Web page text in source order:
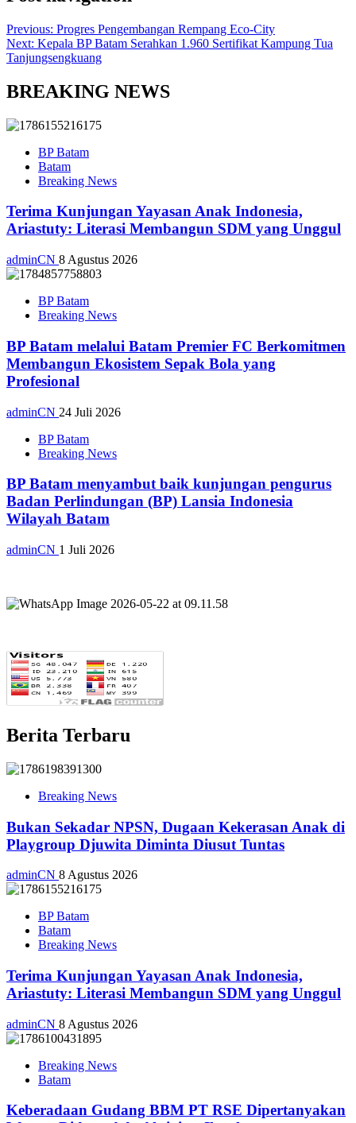
Previous: Progres Pengembangan Rempang Eco-City
Next: Kepala BP Batam Serahkan 1.960 Sertifikat Kampung Tua
Tanjungsengkuang
BREAKING NEWS
BP Batam
Batam
Breaking News
Terima Kunjungan Yayasan Anak Indonesia,
Ariastuty: Literasi Membangun SDM yang Unggul
adminCN 8 Agustus 2026
BP Batam
Breaking News
BP Batam melalui Batam Premier FC Berkomitmen
Membangun Ekosistem Sepak Bola yang
Profesional
adminCN 24 Juli 2026
BP Batam
Breaking News
BP Batam menyambut baik kunjungan pengurus
Badan Perlindungan (BP) Lansia Indonesia
Wilayah Batam
adminCN 1 Juli 2026
Berita Terbaru
Breaking News
Bukan Sekadar NPSN, Dugaan Kekerasan Anak di
Playgroup Djuwita Diminta Diusut Tuntas
adminCN 8 Agustus 2026
BP Batam
Batam
Breaking News
Terima Kunjungan Yayasan Anak Indonesia,
Ariastuty: Literasi Membangun SDM yang Unggul
adminCN 8 Agustus 2026
Breaking News
Batam
Keberadaan Gudang BBM PT RSE Dipertanyakan